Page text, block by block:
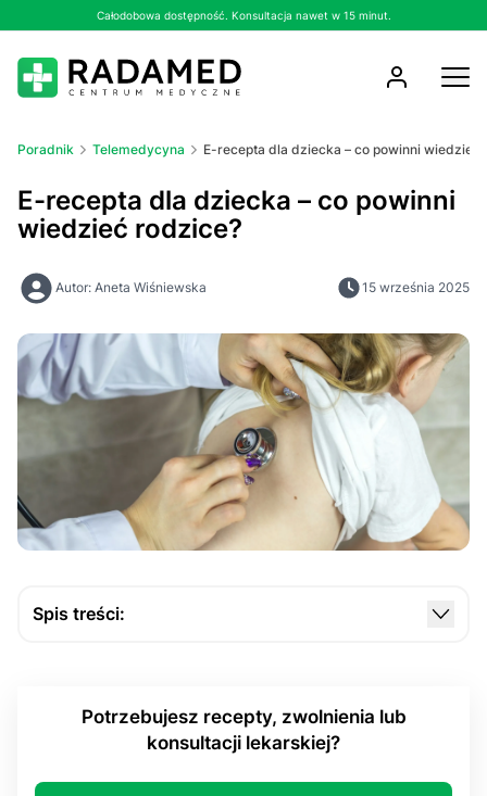
Całodobowa dostępność. Konsultacja nawet w 15 minut.
Poradnik Telemedycyna E-recepta dla dziecka – co powinni wiedzieć
E-recepta dla dziecka – co powinni
wiedzieć rodzice?
Autor: Aneta Wiśniewska 15 września 2025
Spis treści:
E-recepta a dziecko – kto i jak może ją
zrealizować?
E-recepta dla dziecka: korzyści dla dzieci i
Potrzebujesz recepty, zwolnienia lub
konsultacji lekarskiej?